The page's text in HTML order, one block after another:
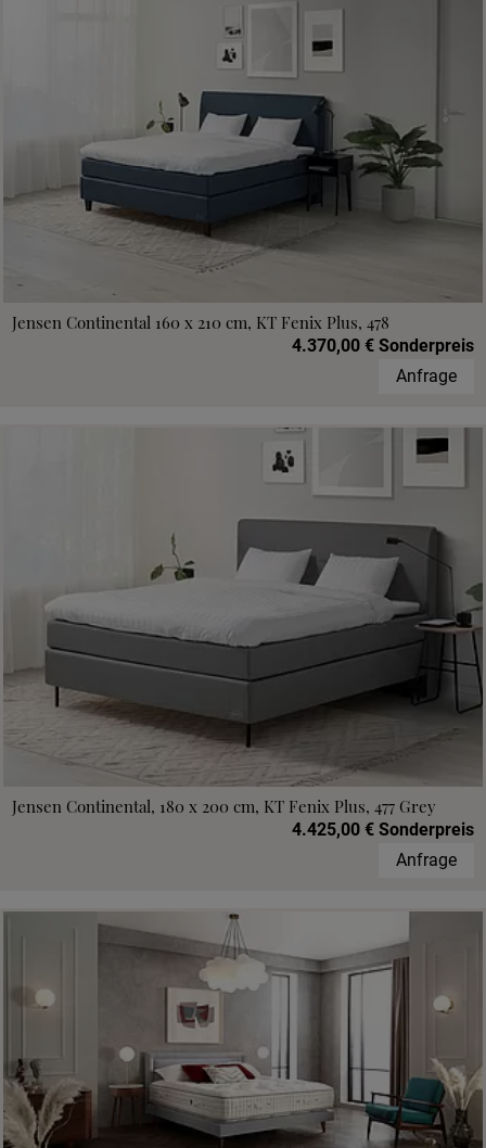
Jensen Continental 160 x 210 cm, KT Fenix Plus, 478
4.370,00 € Sonderpreis
Anfrage
Jensen Continental, 180 x 200 cm, KT Fenix Plus, 477 Grey
4.425,00 € Sonderpreis
Anfrage